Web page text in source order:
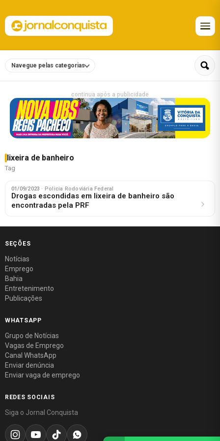
Navegue pelas categorias
continua após a publicidade
lixeira de banheiro
Tag
01/09/2023 · Policia Rodoviária Federal
Drogas escondidas em lixeira de banheiro são
encontradas pela PRF
SEÇÕES
Notícias
Emprego
Bahia
Entretenimento
Publicações
WHATSAPP
Grupo de Notícias
Vagas de Emprego
Canal WhatsApp
Enviar denúncia
Enviar vaga de emprego
REDES SOCIAIS
Siga o Jornal Conquista